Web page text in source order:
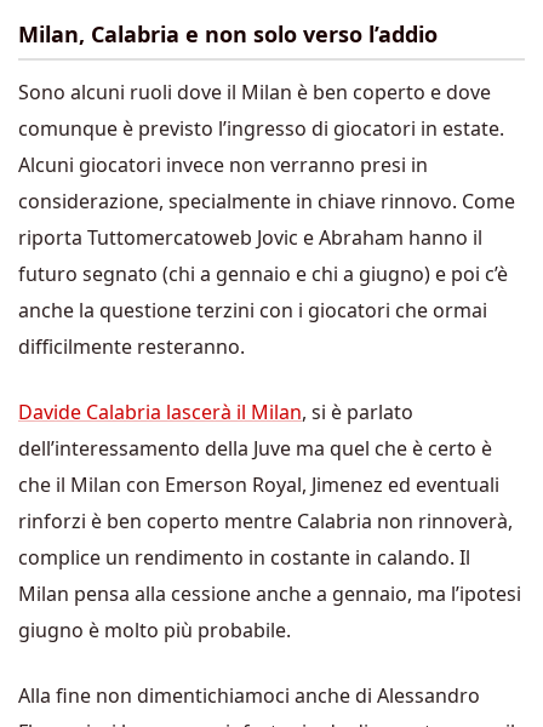
Milan, Calabria e non solo verso l’addio
Sono alcuni ruoli dove il Milan è ben coperto e dove
comunque è previsto l’ingresso di giocatori in estate.
Alcuni giocatori invece non verranno presi in
considerazione, specialmente in chiave rinnovo. Come
riporta Tuttomercatoweb Jovic e Abraham hanno il
futuro segnato (chi a gennaio e chi a giugno) e poi c’è
anche la questione terzini con i giocatori che ormai
difficilmente resteranno.
Davide Calabria lascerà il Milan, si è parlato
dell’interessamento della Juve ma quel che è certo è
che il Milan con Emerson Royal, Jimenez ed eventuali
rinforzi è ben coperto mentre Calabria non rinnoverà,
complice un rendimento in costante in calando. Il
Milan pensa alla cessione anche a gennaio, ma l’ipotesi
giugno è molto più probabile.
Alla fine non dimentichiamoci anche di Alessandro